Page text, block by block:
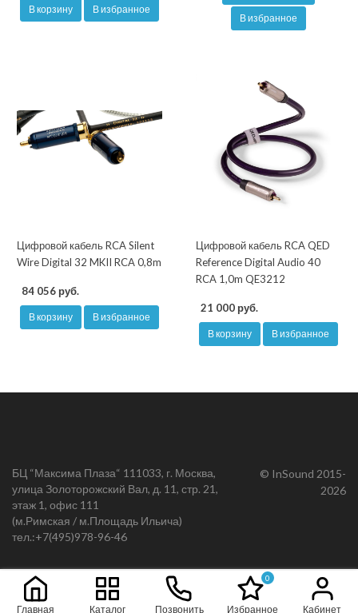
В корзину В избранное
В избранное
Цифровой кабель RCA Silent
Wire Digital 32 MKII RCA 0,8m
84 056 руб.
В корзину В избранное
Цифровой кабель RCA QED
Reference Digital Audio 40
RCA 1,0m QE3212
21 000 руб.
В корзину В избранное
БЦ “Максима Плаза“ 111033, г. Москва,
улица Золоторожский Вал, д. 11, стр. 21,
этаж 1, офис 111
(м.Римская / м.Площадь Ильича)
тел.:+7(495)978-96-46
© InSound 2015-
2026
Главная Каталог Позвонить Избранное
0
Кабинет